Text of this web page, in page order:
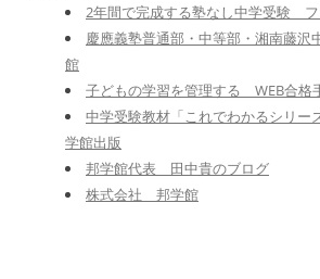
2年間で完成する塾なし中学受験
慶應義塾普通部・中等部・湘南藤
館
子どもの学習を管理する WEB合格
中学受験教材「これでわかるシリー
学館出版
邦学館代表 田中貴のブログ
株式会社 邦学館